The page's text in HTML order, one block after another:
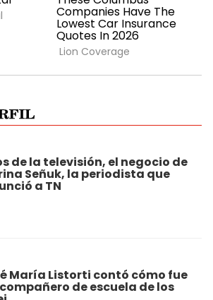
de la televisión, el negocio de
Señuk, la periodista que
a TN
María Listorti contó cómo fue
de escuela de los